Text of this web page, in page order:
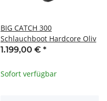
BIG CATCH 300
Schlauchboot Hardcore Oliv
1.199,00 € *
Sofort verfügbar